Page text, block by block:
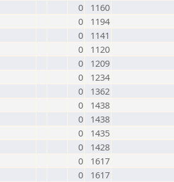
0
1160
0
1194
0
1141
0
1120
0
1209
0
1234
0
1362
0
1438
0
1438
0
1435
0
1428
0
1617
0
1617